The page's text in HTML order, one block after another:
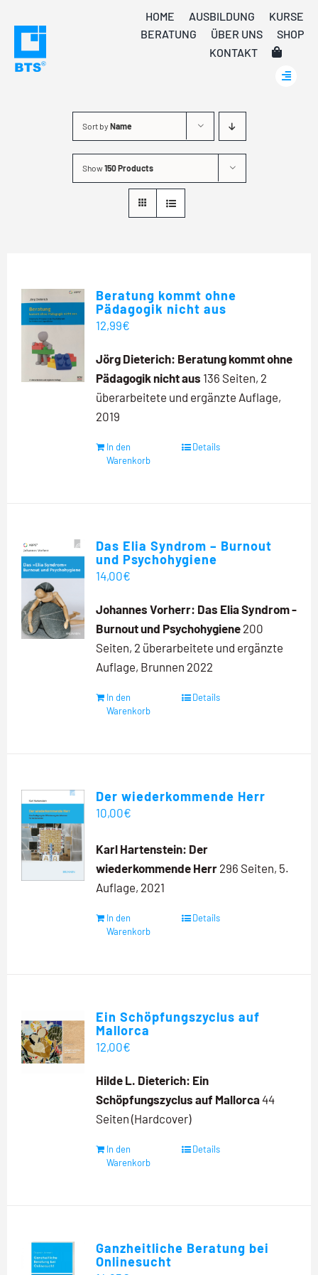
content
HOME AUSBILDUNG
KURSE
BERATUNG
ÜBER UNS
SHOP
KONTAKT
Sort by Name
Show150 Products
Beratung kommt ohne
Pädagogik nicht aus
12,99€
Jörg Dieterich: Beratung kommt ohne
Pädagogik nicht aus 136 Seiten, 2
überarbeitete und ergänzte Auflage,
2019
In den
Warenkorb
Details
Das Elia Syndrom – Burnout
und Psychohygiene
14,00€
Johannes Vorherr: Das Elia Syndrom -
Burnout und Psychohygiene200
Seiten, 2 überarbeitete und ergänzte
Auflage, Brunnen 2022
In den
Warenkorb
Details
Der wiederkommende Herr
10,00€
Karl Hartenstein: Der
wiederkommende Herr 296 Seiten, 5.
Auflage, 2021
In den
Warenkorb
Details
Ein Schöpfungszyclus auf
Mallorca
12,00€
Hilde L. Dieterich: Ein
Schöpfungszyclus auf Mallorca44
Seiten (Hardcover)
In den
Warenkorb
Details
Ganzheitliche Beratung bei
Onlinesucht